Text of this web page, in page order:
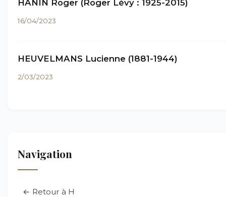
HANIN Roger (Roger Lévy : 1925-2015)
16/04/2023
HEUVELMANS Lucienne (1881-1944)
2/03/2023
Navigation
← Retour à H